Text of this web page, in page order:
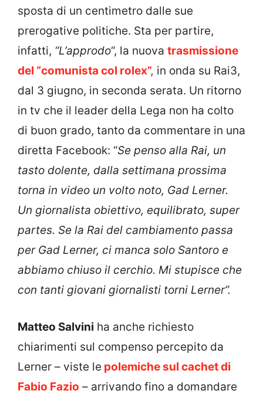
sposta di un centimetro dalle sue
prerogative politiche. Sta per partire,
infatti, “L’approdo“, la nuova trasmissione
del “comunista col rolex”, in onda su Rai3,
dal 3 giugno, in seconda serata. Un ritorno
in tv che il leader della Lega non ha colto
di buon grado, tanto da commentare in una
diretta Facebook: “Se penso alla Rai, un
tasto dolente, dalla settimana prossima
torna in video un volto noto, Gad Lerner.
Un giornalista obiettivo, equilibrato, super
partes. Se la Rai del cambiamento passa
per Gad Lerner, ci manca solo Santoro e
abbiamo chiuso il cerchio. Mi stupisce che
con tanti giovani giornalisti torni Lerner”.
Matteo Salvini ha anche richiesto
chiarimenti sul compenso percepito da
Lerner – viste le polemiche sul cachet di
Fabio Fazio – arrivando fino a domandare